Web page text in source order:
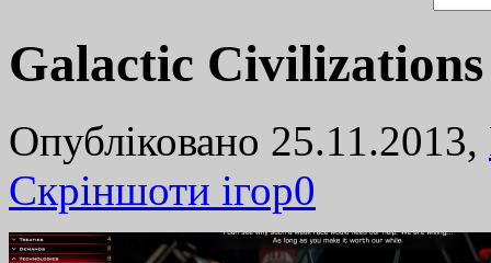
Galactic
Опубліковано 25.11.2013,
Cкріншоти ігор0